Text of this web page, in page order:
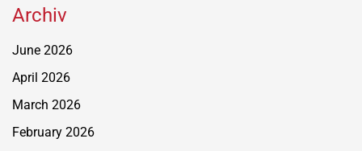
Archiv
June 2026
April 2026
March 2026
February 2026